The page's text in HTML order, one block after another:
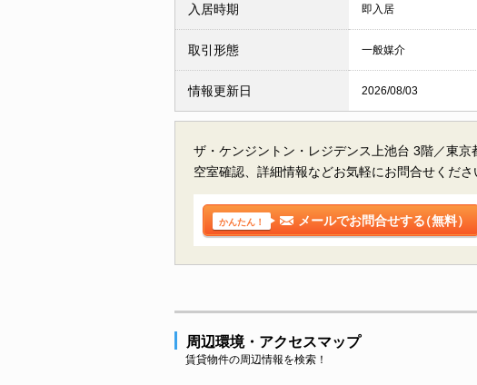
入居時期 即入居
取引形態 一般媒介
情報更新日 2026/08/03
ザ・ケンジントン・レジデンス上池台 3階／東京
空室確認、詳細情報などお気軽にお問合せくださ
かんたん！ メールでお問合せする（無料）
周辺環境・アクセスマップ
賃貸物件の周辺情報を検索！